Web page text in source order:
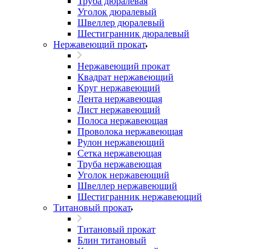
Уголок дюралевый
Швеллер дюралевый
Шестигранник дюралевый
Нержавеющий прокат
Нержавеющий прокат
Квадрат нержавеющий
Круг нержавеющий
Лента нержавеющая
Лист нержавеющий
Полоса нержавеющая
Проволока нержавеющая
Рулон нержавеющий
Сетка нержавеющая
Труба нержавеющая
Уголок нержавеющий
Швеллер нержавеющий
Шестигранник нержавеющий
Титановый прокат
Титановый прокат
Блин титановый